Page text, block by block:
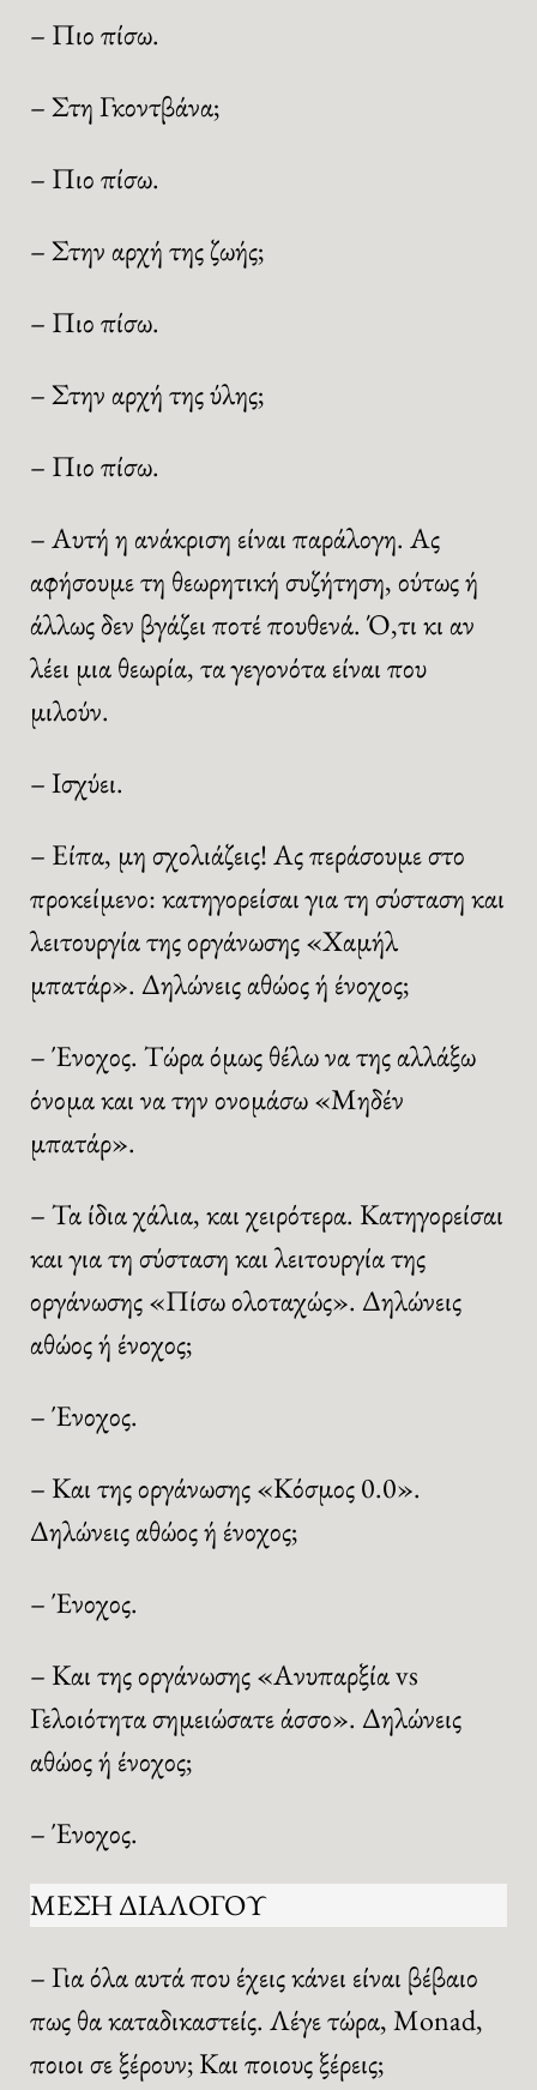
– Πιο πίσω.
– Στη Γκοντβάνα;
– Πιο πίσω.
– Στην αρχή της ζωής;
– Πιο πίσω.
– Στην αρχή της ύλης;
– Πιο πίσω.
– Αυτή η ανάκριση είναι παράλογη. Ας
αφήσουμε τη θεωρητική συζήτηση, ούτως ή
άλλως δεν βγάζει ποτέ πουθενά. Ό,τι κι αν
λέει μια θεωρία, τα γεγονότα είναι που
μιλούν.
– Ισχύει.
– Είπα, μη σχολιάζεις! Ας περάσουμε στο
προκείμενο: κατηγορείσαι για τη σύσταση και
λειτουργία της οργάνωσης «Χαμήλ
μπατάρ». Δηλώνεις αθώος ή ένοχος;
– Ένοχος. Τώρα όμως θέλω να της αλλάξω
όνομα και να την ονομάσω «Μηδέν
μπατάρ».
– Τα ίδια χάλια, και χειρότερα. Κατηγορείσαι
και για τη σύσταση και λειτουργία της
οργάνωσης «Πίσω ολοταχώς». Δηλώνεις
αθώος ή ένοχος;
– Ένοχος.
– Και της οργάνωσης «Κόσμος 0.0».
Δηλώνεις αθώος ή ένοχος;
– Ένοχος.
– Και της οργάνωσης «Ανυπαρξία vs
Γελοιότητα σημειώσατε άσσο». Δηλώνεις
αθώος ή ένοχος;
– Ένοχος.
ΜΕΣΗ ΔΙΑΛΟΓΟΥ
– Για όλα αυτά που έχεις κάνει είναι βέβαιο
πως θα καταδικαστείς. Λέγε τώρα, Monad,
ποιοι σε ξέρουν; Και ποιους ξέρεις;